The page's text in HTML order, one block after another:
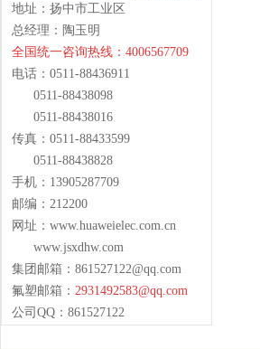
地址：扬中市工业区
总经理：陶玉明
全国统一咨询热线：4006567709
电话：0511-88436911
0511-88438098
0511-88438016
传真：0511-88433599
0511-88438828
手机：13905287709
邮编：212200
网址：www.huaweielec.com.cn
www.jsxdhw.com
集团邮箱： 861527122@qq.com
氟塑邮箱： 2931492583@qq.com
公司QQ：861527122